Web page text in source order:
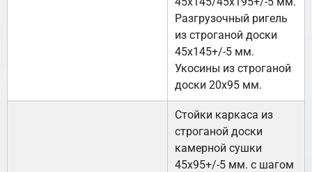
Разгрузочный ригель
из строганой доски
45х145+/-5 мм.
Укосины из строганой
доски 20х95 мм.
Стойки каркаса из
строганой доски
камерной сушки
45х95+/-5 мм. с шагом